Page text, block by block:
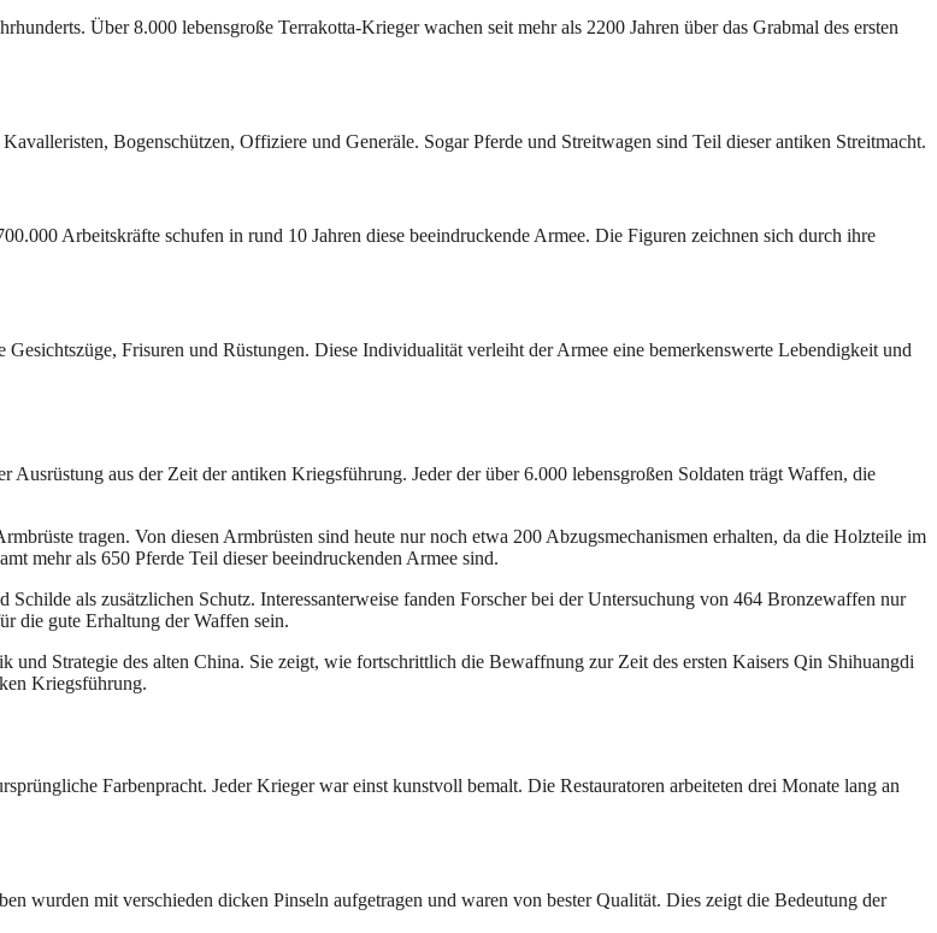
Über 8.000 lebensgroße Terrakotta-Krieger wachen seit mehr als 2200 Jahren über das Grabmal des ersten
Bogenschützen, Offiziere und Generäle. Sogar Pferde und Streitwagen sind Teil dieser antiken Streitmacht.
Arbeitskräfte schufen in rund 10 Jahren diese beeindruckende Armee. Die Figuren zeichnen sich durch ihre
Frisuren und Rüstungen. Diese Individualität verleiht der Armee eine bemerkenswerte Lebendigkeit und
aus der Zeit der antiken Kriegsführung. Jeder der über 6.000 lebensgroßen Soldaten trägt Waffen, die
tragen. Von diesen Armbrüsten sind heute nur noch etwa 200 Abzugsmechanismen erhalten, da die Holzteile im
mehr als 650 Pferde Teil dieser beeindruckenden Armee sind.
als zusätzlichen Schutz. Interessanterweise fanden Forscher bei der Untersuchung von 464 Bronzewaffen nur
die gute Erhaltung der Waffen sein.
Strategie des alten China. Sie zeigt, wie fortschrittlich die Bewaffnung zur Zeit des ersten Kaisers Qin Shihuangdi
Kriegsführung.
Farbenpracht. Jeder Krieger war einst kunstvoll bemalt. Die Restauratoren arbeiteten drei Monate lang an
wurden mit verschieden dicken Pinseln aufgetragen und waren von bester Qualität. Dies zeigt die Bedeutung der